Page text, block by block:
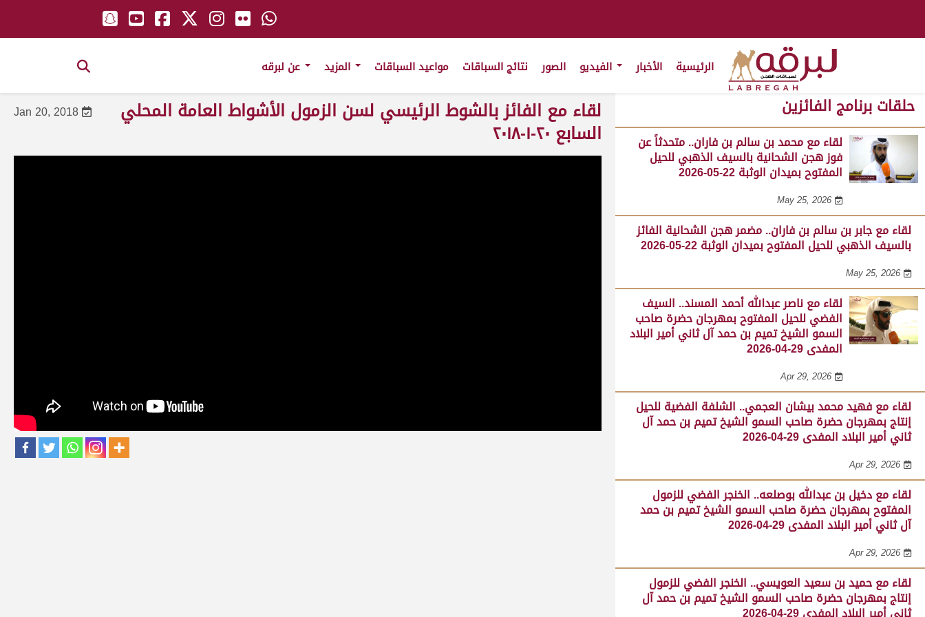
الرئيسية الأخبار الصور نتائج السباقات مواعيد السباقات
حلقات برنامج الفائزين
لقاء مع محمد بن سالم بن فاران.. متحدثاً عن
فوز هجن الشحانية بالسيف الذهبي للحيل
المفتوح بميدان الوثبة 22-05-2026
May 25, 2026
لقاء مع جابر بن سالم بن فاران.. مضمر هجن الشحانية الفائز
بالسيف الذهبي للحيل المفتوح بميدان الوثبة 22-05-2026
May 25, 2026
لقاء مع ناصر عبدالله أحمد المسند.. السيف
الفضي للحيل المفتوح بمهرجان حضرة صاحب
السمو الشيخ تميم بن حمد آل ثاني أمير البلاد
المفدى 29-04-2026
Apr 29, 2026
لقاء مع فهيد محمد بيشان العجمي.. الشلفة الفضية للحيل
إنتاج بمهرجان حضرة صاحب السمو الشيخ تميم بن حمد آل
ثاني أمير البلاد المفدى 29-04-2026
Apr 29, 2026
لقاء مع دخيل بن عبدالله بوصلعه.. الخنجر الفضي للزمول
المفتوح بمهرجان حضرة صاحب السمو الشيخ تميم بن حمد
آل ثاني أمير البلاد المفدى 29-04-2026
Apr 29, 2026
لقاء مع حميد بن سعيد العويسي.. الخنجر الفضي للزمول
إنتاج بمهرجان حضرة صاحب السمو الشيخ تميم بن حمد آل
Jan 20, 2018 لقاء مع الفائز بالشوط الرئيسي لسن الزمول الأشواط العامة المحلي
السابع ٢٠-١-٢٠١٨